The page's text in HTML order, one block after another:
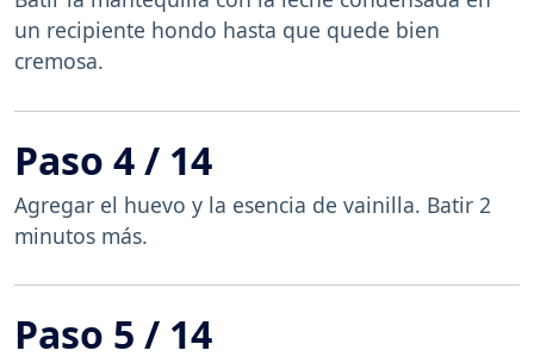
un recipiente hondo hasta que quede bien
cremosa.
Paso 4 / 14
Agregar el huevo y la esencia de vainilla. Batir 2
minutos más.
Paso 5 / 14